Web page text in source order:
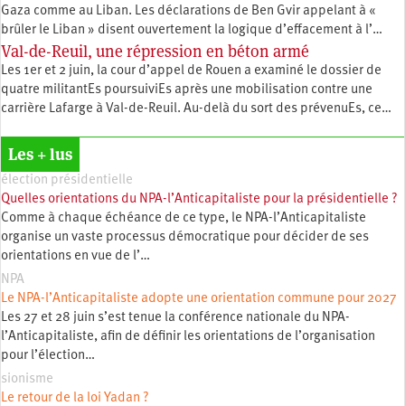
Gaza comme au Liban. Les déclarations de Ben Gvir appelant à «
brûler le Liban » disent ouvertement la logique d’effacement à l’…
Val-de-Reuil, une répression en béton armé
Les 1er et 2 juin, la cour d’appel de Rouen a examiné le dossier de
quatre militantEs poursuiviEs après une mobilisation contre une
carrière Lafarge à Val-de-Reuil. Au-delà du sort des prévenuEs, ce…
Les + lus
élection présidentielle
Quelles orientations du NPA-l’Anticapitaliste pour la présidentielle ?
Comme à chaque échéance de ce type, le NPA-l’Anticapitaliste
organise un vaste processus démocratique pour décider de ses
orientations en vue de l’…
NPA
Le NPA-l’Anticapitaliste adopte une orientation commune pour 2027
Les 27 et 28 juin s’est tenue la conférence nationale du NPA-
l’Anticapitaliste, afin de définir les orientations de l’organisation
pour l’élection…
sionisme
Le retour de la loi Yadan ?